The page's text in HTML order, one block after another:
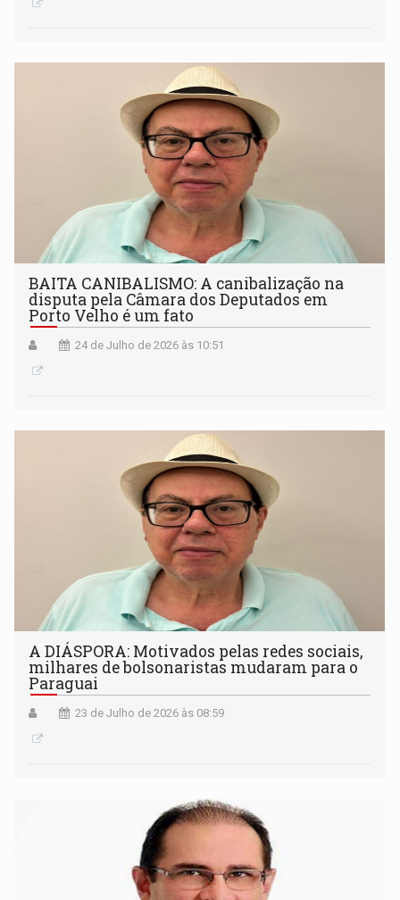
BAITA CANIBALISMO: A canibalização na
disputa pela Câmara dos Deputados em
Porto Velho é um fato
24 de Julho de 2026 às 10:51
A DIÁSPORA: Motivados pelas redes sociais,
milhares de bolsonaristas mudaram para o
Paraguai
23 de Julho de 2026 às 08:59